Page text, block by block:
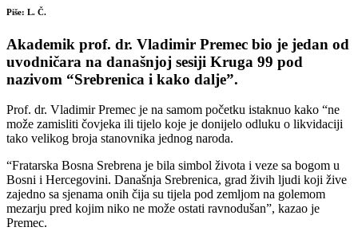
Piše: L. Č.
Akademik prof. dr. Vladimir Premec bio je jedan od
uvodničara na današnjoj sesiji Kruga 99 pod
nazivom “Srebrenica i kako dalje”.
Prof. dr. Vladimir Premec je na samom početku istaknuo kako “ne
može zamisliti čovjeka ili tijelo koje je donijelo odluku o likvidaciji
tako velikog broja stanovnika jednog naroda.
“Fratarska Bosna Srebrena je bila simbol života i veze sa bogom u
Bosni i Hercegovini. Današnja Srebrenica, grad živih ljudi koji žive
zajedno sa sjenama onih čija su tijela pod zemljom na golemom
mezarju pred kojim niko ne može ostati ravnodušan”, kazao je
Premec.